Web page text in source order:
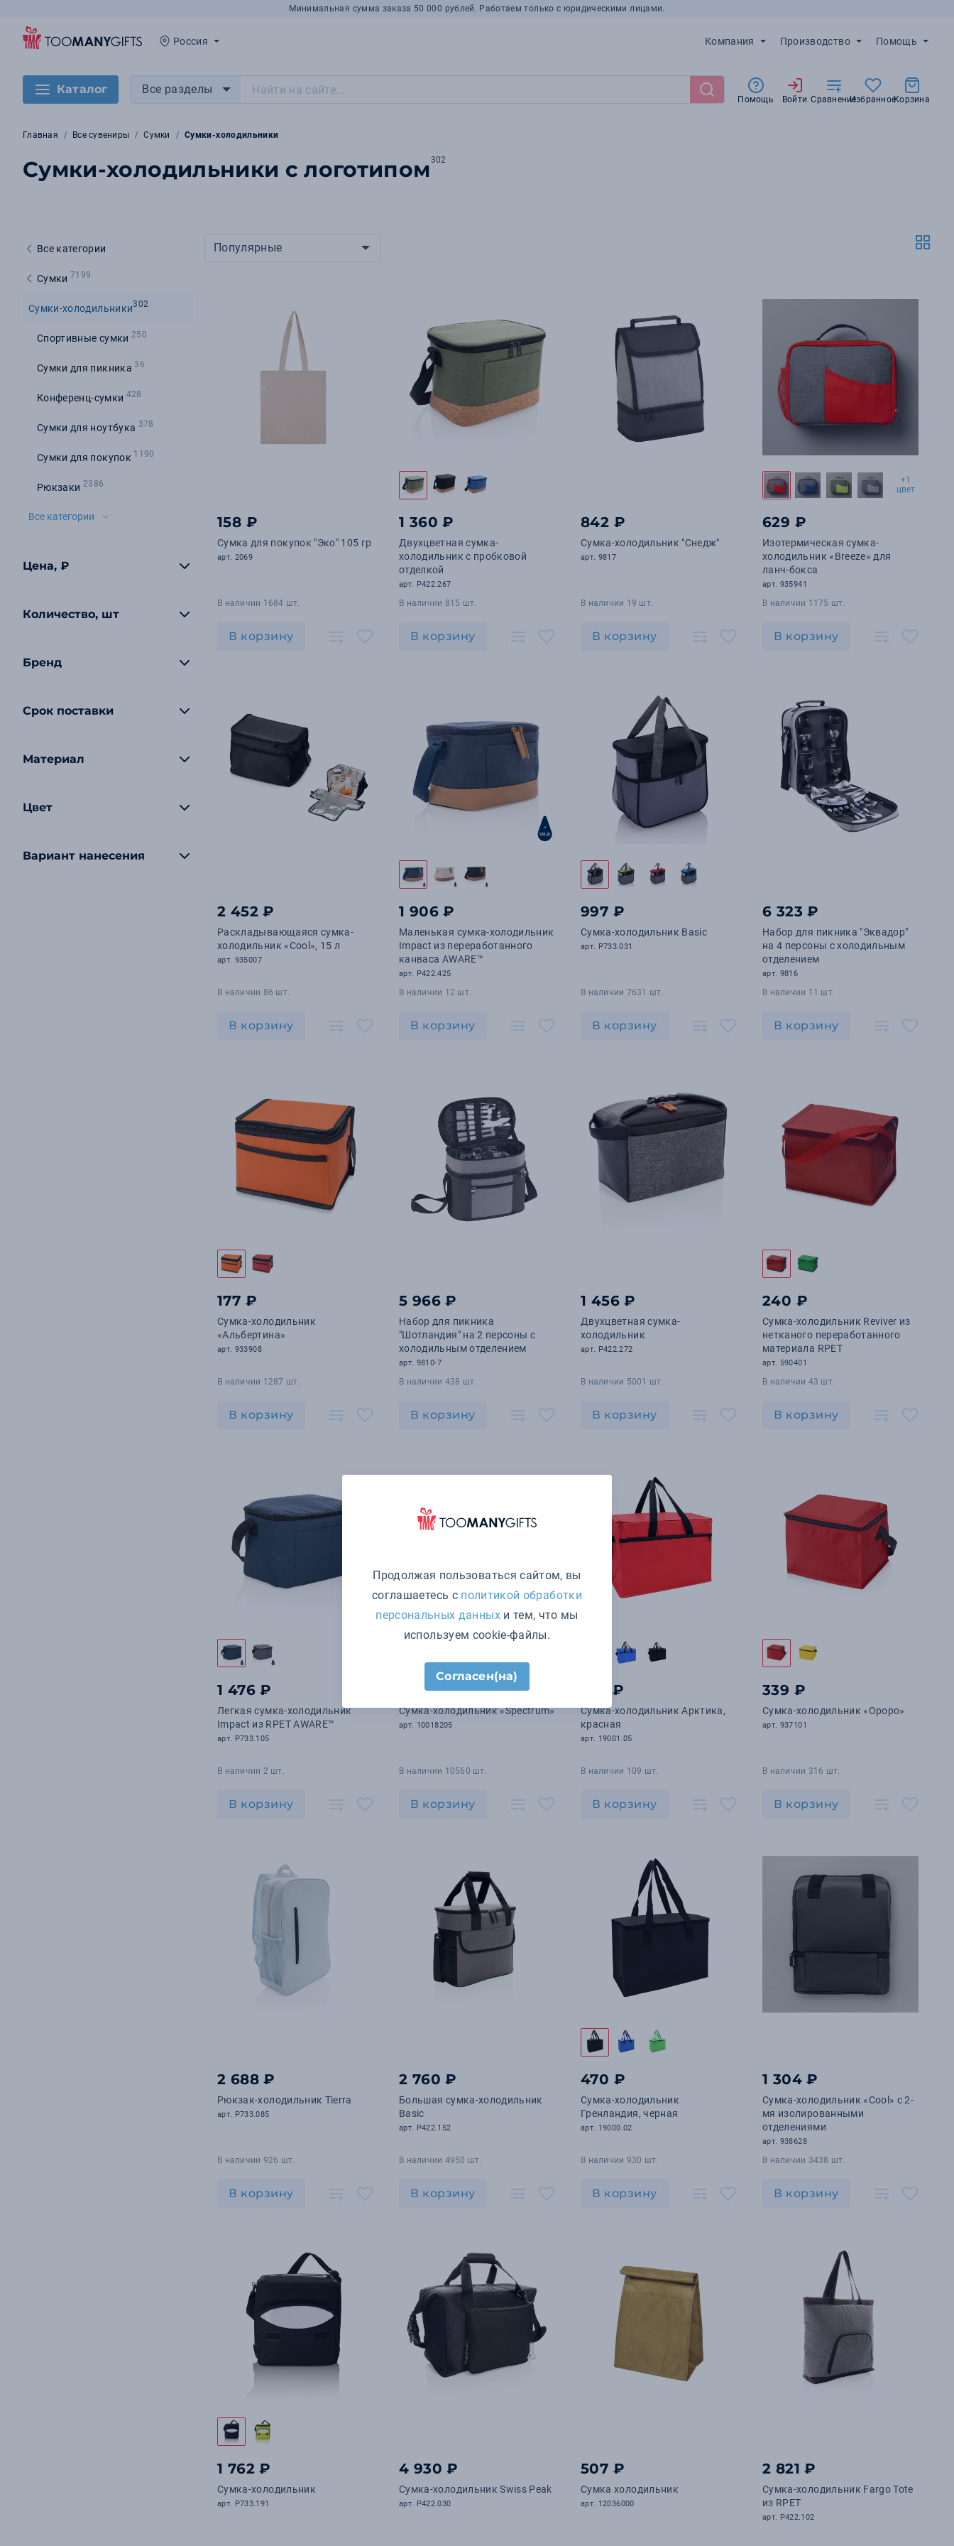
Минимальная сумма заказа 50 000 рублей. Работаем только с юридическими лицами.
Россия Компания Производство Помощь
Каталог Все разделы
Помощь Войти СравнениеИзбранноеКорзина
Главная Все сувениры Сумки Сумки-холодильники
Сумки-холодильники с логотипом302
Все категории
Сумки 7199
Сумки-холодильники302
Спортивные сумки 250
Сумки для пикника 36
Конференц-сумки 428
Сумки для ноутбука 378
Сумки для покупок 1190
Рюкзаки 2386
Все категории
Цена, ₽
Количество, шт
Бренд
Срок поставки
Материал
Цвет
Вариант нанесения
Популярные
158 ₽
Сумка для покупок "Эко" 105 гр
арт. 2069
В наличии 1684 шт.
В корзину
1 360 ₽
Двухцветная сумка-
холодильник с пробковой
отделкой
арт. P422.267
В наличии 815 шт.
В корзину
842 ₽
Сумка-холодильник "Снедж"
арт. 9817
В наличии 19 шт.
В корзину
+1
цвет
629 ₽
Изотермическая сумка-
холодильник «Breeze» для
ланч-бокса
арт. 935941
В наличии 1175 шт.
В корзину
2 452 ₽
Раскладывающаяся сумка-
холодильник «Cool», 15 л
арт. 935007
В наличии 86 шт.
В корзину
1 906 ₽
Маленькая сумка-холодильник
Impact из переработанного
канваса AWARE™
арт. P422.425
В наличии 12 шт.
В корзину
997 ₽
Сумка-холодильник Basic
арт. P733.031
В наличии 7631 шт.
В корзину
6 323 ₽
Набор для пикника "Эквадор"
на 4 персоны с холодильным
отделением
арт. 9816
В наличии 11 шт.
В корзину
177 ₽
Сумка-холодильник
«Альбертина»
арт. 933908
В наличии 1287 шт.
В корзину
5 966 ₽
Набор для пикника
"Шотландия" на 2 персоны с
холодильным отделением
арт. 9810-7
В наличии 438 шт.
В корзину
1 456 ₽
Двухцветная сумка-
холодильник
арт. P422.272
В наличии 5001 шт.
В корзину
240 ₽
Сумка-холодильник Reviver из
нетканого переработанного
материала RPET
арт. 590401
В наличии 43 шт.
В корзину
1 476 ₽
Легкая сумка-холодильник
Impact из RPET AWARE™
арт. P733.105
В наличии 2 шт.
В корзину
298 ₽
Сумка-холодильник «Spectrum»
арт. 10018205
В наличии 10560 шт.
В корзину
633 ₽
Сумка-холодильник Арктика,
красная
арт. 19001.05
В наличии 109 шт.
В корзину
339 ₽
Сумка-холодильник «Ороро»
арт. 937101
В наличии 316 шт.
В корзину
2 688 ₽
Рюкзак-холодильник Tierra
арт. P733.085
В наличии 926 шт.
В корзину
2 760 ₽
Большая сумка-холодильник
Basic
арт. P422.152
В наличии 4950 шт.
В корзину
470 ₽
Сумка-холодильник
Гренландия, черная
арт. 19000.02
В наличии 930 шт.
В корзину
1 304 ₽
Сумка-холодильник «Cool» с 2-
мя изолированными
отделениями
арт. 938628
В наличии 3438 шт.
В корзину
1 762 ₽
Сумка-холодильник
арт. P733.191
4 930 ₽
Сумка-холодильник Swiss Peak
арт. P422.030
507 ₽
Сумка холодильник
арт. 12036000
2 821 ₽
Сумка-холодильник Fargo Tote
из RPET
арт. P422.102
Продолжая пользоваться сайтом, вы
соглашаетесь с политикой обработки
персональных данныхи тем, что мы
используем cookie-файлы.
Согласен(на)